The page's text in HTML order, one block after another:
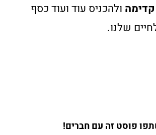
קדימה ולהכניס עוד ועוד כסף
שלנו.
פוסט זה עם חברים!